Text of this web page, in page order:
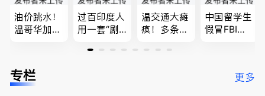
油价跳水！
温哥华加油
低；免费狂
送50万磅蔬
过百印度人
用一套“剧
官：太假
温交通大瘫
痪！多条主
底；做顿饭
中国留学生
假冒FBI上
夫妻住进殡
专栏 更多